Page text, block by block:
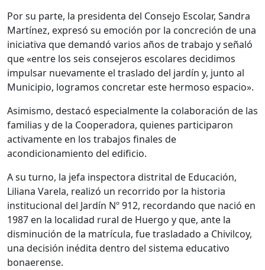
Por su parte, la presidenta del Consejo Escolar, Sandra
Martínez, expresó su emoción por la concreción de una
iniciativa que demandó varios años de trabajo y señaló
que «entre los seis consejeros escolares decidimos
impulsar nuevamente el traslado del jardín y, junto al
Municipio, logramos concretar este hermoso espacio».
Asimismo, destacó especialmente la colaboración de las
familias y de la Cooperadora, quienes participaron
activamente en los trabajos finales de
acondicionamiento del edificio.
A su turno, la jefa inspectora distrital de Educación,
Liliana Varela, realizó un recorrido por la historia
institucional del Jardín Nº 912, recordando que nació en
1987 en la localidad rural de Huergo y que, ante la
disminución de la matrícula, fue trasladado a Chivilcoy,
una decisión inédita dentro del sistema educativo
bonaerense.